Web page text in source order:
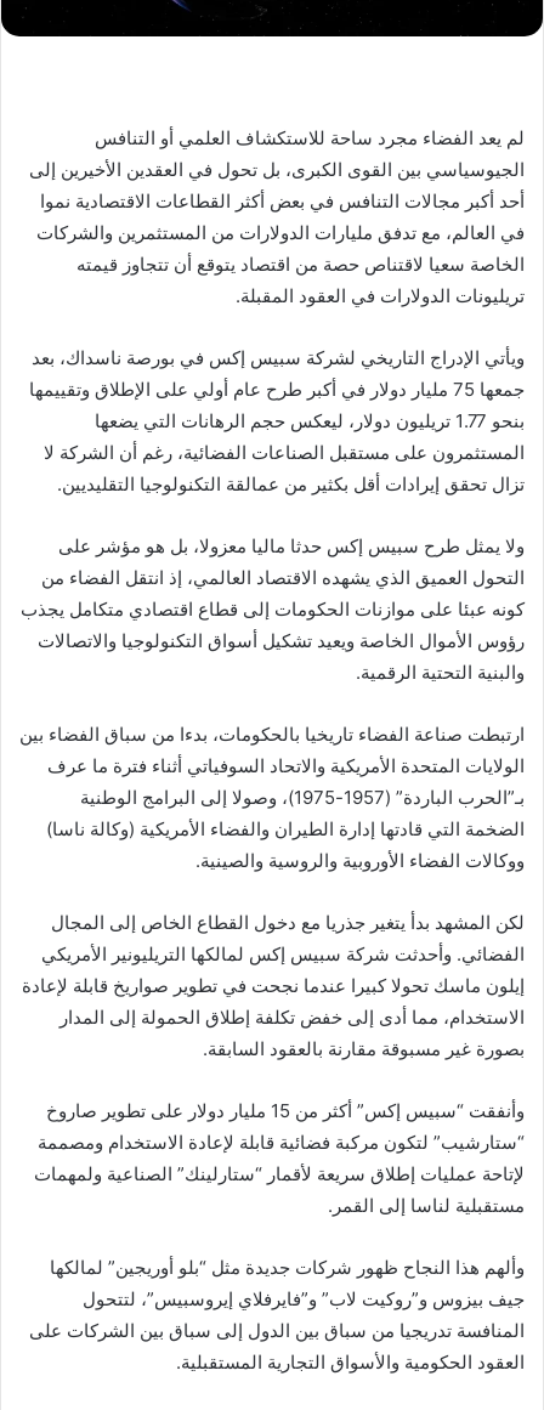
لم يعد الفضاء مجرد ساحة للاستكشاف العلمي أو التنافس
الجيوسياسي بين القوى الكبرى، بل تحول في العقدين الأخيرين إلى
أحد أكبر مجالات التنافس في بعض أكثر القطاعات الاقتصادية نموا
في العالم، مع تدفق مليارات الدولارات من المستثمرين والشركات
الخاصة سعيا لاقتناص حصة من اقتصاد يتوقع أن تتجاوز قيمته
تريليونات الدولارات في العقود المقبلة.
ويأتي الإدراج التاريخي لشركة سبيس إكس في بورصة ناسداك، بعد
جمعها 75 مليار دولار في أكبر طرح عام أولي على الإطلاق وتقييمها
بنحو 1.77 تريليون دولار، ليعكس حجم الرهانات التي يضعها
المستثمرون على مستقبل الصناعات الفضائية، رغم أن الشركة لا
تزال تحقق إيرادات أقل بكثير من عمالقة التكنولوجيا التقليديين.
ولا يمثل طرح سبيس إكس حدثا ماليا معزولا، بل هو مؤشر على
التحول العميق الذي يشهده الاقتصاد العالمي، إذ انتقل الفضاء من
كونه عبئا على موازنات الحكومات إلى قطاع اقتصادي متكامل يجذب
رؤوس الأموال الخاصة ويعيد تشكيل أسواق التكنولوجيا والاتصالات
والبنية التحتية الرقمية.
ارتبطت صناعة الفضاء تاريخيا بالحكومات، بدءا من سباق الفضاء بين
الولايات المتحدة الأمريكية والاتحاد السوفياتي أثناء فترة ما عرف
بـ”الحرب الباردة” (1957-1975)، وصولا إلى البرامج الوطنية
الضخمة التي قادتها إدارة الطيران والفضاء ⁠⁠⁠⁠الأمريكية (وكالة ناسا)
ووكالات الفضاء الأوروبية والروسية والصينية.
لكن المشهد بدأ يتغير جذريا مع دخول القطاع الخاص إلى المجال
الفضائي. وأحدثت شركة سبيس إكس لمالكها التريليونير الأمريكي
إيلون ماسك تحولا كبيرا عندما نجحت في تطوير صواريخ قابلة لإعادة
الاستخدام، مما أدى إلى خفض تكلفة إطلاق الحمولة إلى المدار
بصورة غير مسبوقة مقارنة بالعقود السابقة.
وأنفقت “سبيس إكس” أكثر من 15 مليار دولار على تطوير صاروخ
“ستارشيب” لتكون مركبة فضائية قابلة لإعادة الاستخدام ومصممة
لإتاحة عمليات إطلاق سريعة لأقمار “ستارلينك” الصناعية ولمهمات
مستقبلية لناسا إلى القمر.
وألهم هذا النجاح ظهور شركات جديدة مثل “بلو أوريجين” لمالكها
جيف بيزوس و”روكيت لاب” و”فايرفلاي إيروسبيس”، لتتحول
المنافسة تدريجيا من سباق بين الدول إلى سباق بين الشركات على
العقود الحكومية والأسواق التجارية المستقبلية.